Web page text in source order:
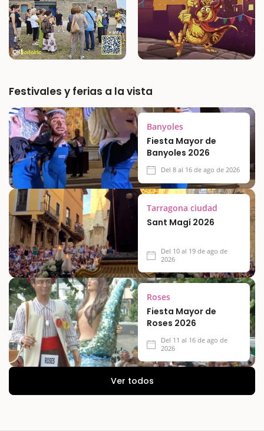
Festivales y ferias a la vista
Banyoles
Fiesta Mayor de
Banyoles 2026
Del 8 al 16 de ago de 2026
Tarragona ciudad
Sant Magí 2026
Del 10 al 19 de ago de
2026
Roses
Fiesta Mayor de
Roses 2026
Del 11 al 16 de ago de
2026
Ver todos